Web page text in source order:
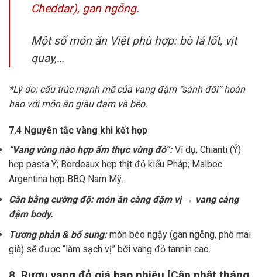
Cheddar), gan ngỗng.
Một số món ăn Việt phù hợp: bò lá lốt, vịt
quay,…
*Lý do: cấu trúc mạnh mẽ của vang đậm “sánh đôi” hoàn
hảo với món ăn giàu đạm và béo.
7.4 Nguyên tắc vàng khi kết hợp
“Vang vùng nào hợp ẩm thực vùng đó”:Ví dụ, Chianti (Ý)
hợp pasta Ý; Bordeaux hợp thịt đỏ kiểu Pháp; Malbec
Argentina hợp BBQ Nam Mỹ.
Cân bằng cường độ: món ăn càng đậm vị → vang càng
đậm body.
Tương phản & bổ sung:món béo ngậy (gan ngỗng, phô mai
già) sẽ được “làm sạch vị” bởi vang đỏ tannin cao.